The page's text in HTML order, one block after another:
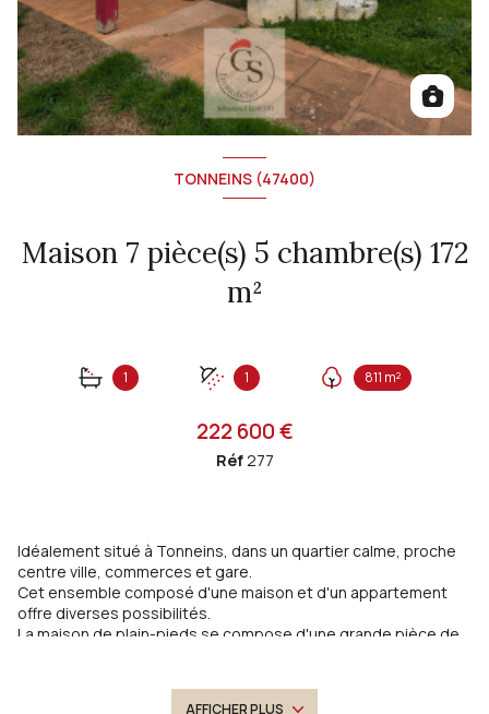
TONNEINS (47400)
Maison 7 pièce(s) 5 chambre(s) 172
m²
1 1 811 m²
222 600 €
Réf277
Idéalement situé à Tonneins, dans un quartier calme, proche
centre ville, commerces et gare.
Cet ensemble composé d'une maison et d'un appartement
offre diverses possibilités.
La maison de plain-pieds se compose d'une grande pièce de
AFFICHER PLUS